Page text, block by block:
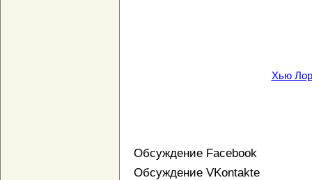
Хью
Обсуждение Facebook
Обсуждение VKontakte